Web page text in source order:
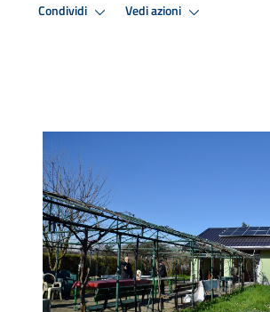
Condividi Vedi azioni